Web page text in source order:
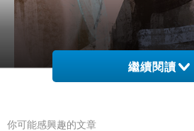
繼續閱讀
你可能感興趣的文章